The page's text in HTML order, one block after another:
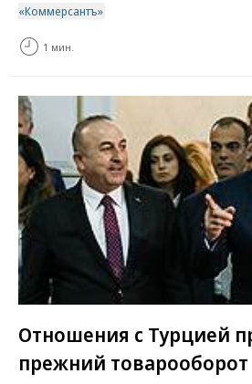
«Коммерсантъ»
1 мин.
Отношения с Турцией
прежний товарооборот